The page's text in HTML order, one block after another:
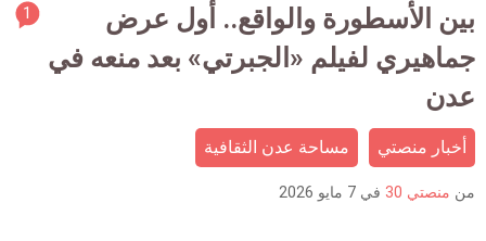
1
بين الأسطورة والواقع.. أول عرض
جماهيري لفيلم «الجبرتي» بعد منعه في
عدن
أخبار منصتي مساحة عدن الثقافية
من منصتي 30 في 7 مايو 2026